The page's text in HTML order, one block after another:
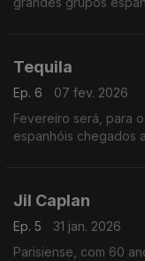
Tequila
Ep. 6
07 fev. 2026
Fevereiro será, para
espanhóis chegados
Jil Caplan
Ep. 5
31 jan. 2026
Parisiense, com 60